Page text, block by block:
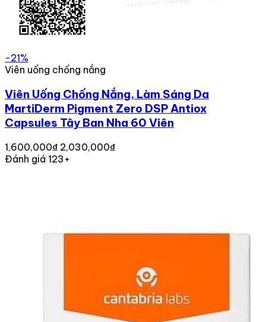
-21%
Viên uống chống nắng
Viên Uống Chống Nắng, Làm Sáng Da
MartiDerm Pigment Zero DSP Antiox
Capsules Tây Ban Nha 60 Viên
1,600,000₫ 2,030,000₫
Đánh giá 123+